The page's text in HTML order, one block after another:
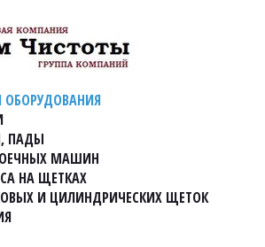
ОБОРУДОВАНИЯ
ПАДЫ
МАШИН
НА ЩЕТКАХ
И ЦИЛИНДРИЧЕСКИХ ЩЕТОК